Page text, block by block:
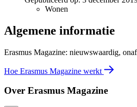
Wonen
Algemene informatie
Erasmus Magazine: nieuwswaardig,
Hoe Erasmus Magazine werkt
Over Erasmus Magazine